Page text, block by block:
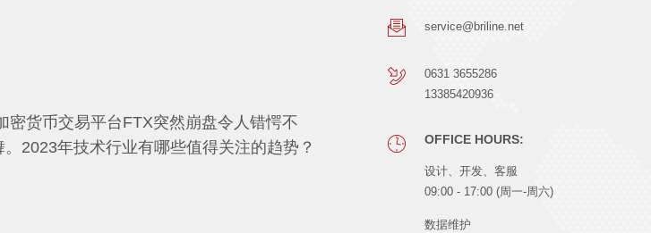
货币交易平台FTX突然崩盘令人错愕不
2023年技术行业有哪些值得关注的趋势？
service@briline.net
0631 3655286
13385420936
OFFICE HOURS:
设计、开发、客服
09:00 - 17:00 (周一-周六)
数据维护